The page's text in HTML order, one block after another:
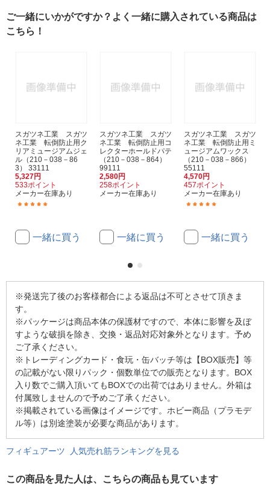
ご一緒にいかがですか？よく一緒に購入されている商品は
こちら！
スガツネ工業 スガツ
ネ工業 転倒防止用ク
リアミュージアムジェ
ル（210－038－86
3） 33111
5,327円
533ポイント
メーカー在庫あり
一緒に買う
スガツネ工業 スガツ
ネ工業 転倒防止用コ
レクターホールドパテ
（210－038－864）
99111
2,580円
258ポイント
メーカー在庫あり
一緒に買う
スガツネ工業 スガツ
ネ工業 転倒防止用ミ
ュージアムワックス
（210－038－866）
55111
4,570円
457ポイント
メーカー在庫あり
一緒に買う
※発送完了後のお客様都合による返品は不可とさせて頂きま
す。
※パッケージは商品本体の保護材ですので、本体に影響を及ぼ
すような破損を除き、交換・返品対応対象外となります。予め
ご了承ください。
※トレーディングカード・食玩・缶バッチ等は【BOX販売】等
の記載がない限りパック・個数単位での販売となります。BOX
入り数でご購入頂いてもBOXでの出荷ではありません。外箱は
付属致しませんので予めご了承ください。
※掲載されている画像はイメージです。ホビー商品（プラモデ
ル等）は別途塗装が必要な商品があります。
フィギュアーツ 人気売れ筋ランキングを見る
この商品を見た人は、こちらの商品も見ています